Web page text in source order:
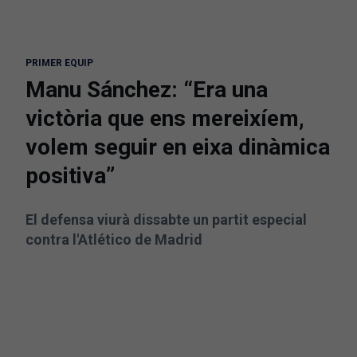
PRIMER EQUIP
Manu Sánchez: “Era una
victòria que ens mereixíem,
volem seguir en eixa dinàmica
positiva”
El defensa viurà dissabte un partit especial
contra l'Atlético de Madrid